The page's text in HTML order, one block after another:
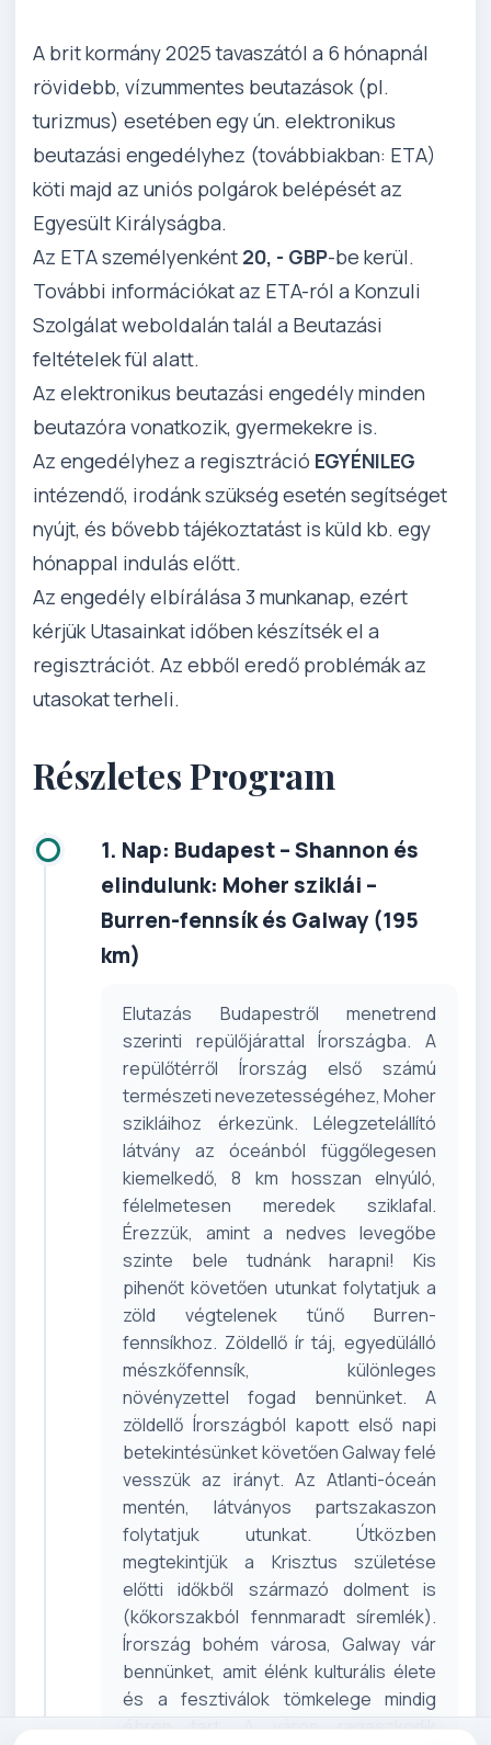
A brit kormány 2025 tavaszától a 6 hónapnál
rövidebb, vízummentes beutazások (pl.
turizmus) esetében egy ún. elektronikus
beutazási engedélyhez (továbbiakban: ETA)
köti majd az uniós polgárok belépését az
Egyesült Királyságba.
Az ETA személyenként 20, - GBP-be kerül.
További információkat az ETA-ról a Konzuli
Szolgálat weboldalán talál a Beutazási
feltételek fül alatt.
Az elektronikus beutazási engedély minden
beutazóra vonatkozik, gyermekekre is.
Az engedélyhez a regisztráció EGYÉNILEG
intézendő, irodánk szükség esetén segítséget
nyújt, és bővebb tájékoztatást is küld kb. egy
hónappal indulás előtt.
Az engedély elbírálása 3 munkanap, ezért
kérjük Utasainkat időben készítsék el a
regisztrációt. Az ebből eredő problémák az
utasokat terheli.
Részletes Program
1. Nap: Budapest – Shannon és
elindulunk: Moher sziklái –
Burren-fennsík és Galway (195
km)
Elutazás Budapestről menetrend
szerinti repülőjárattal Írországba. A
repülőtérről Írország első számú
természeti nevezetességéhez, Moher
szikláihoz érkezünk. Lélegzetelállító
látvány az óceánból függőlegesen
kiemelkedő, 8 km hosszan elnyúló,
félelmetesen meredek sziklafal.
Érezzük, amint a nedves levegőbe
szinte bele tudnánk harapni! Kis
pihenőt követően utunkat folytatjuk a
zöld végtelenek tűnő Burren-
fennsíkhoz. Zöldellő ír táj, egyedülálló
mészkőfennsík, különleges
növényzettel fogad bennünket. A
zöldellő Írországból kapott első napi
betekintésünket követően Galway felé
vesszük az irányt. Az Atlanti-óceán
mentén, látványos partszakaszon
folytatjuk utunkat. Útközben
megtekintjük a Krisztus születése
előtti időkből származó dolment is
(kőkorszakból fennmaradt síremlék).
Írország bohém városa, Galway vár
bennünket, amit élénk kulturális élete
és a fesztiválok tömkelege mindig
ébren tart. A város ragaszkodik